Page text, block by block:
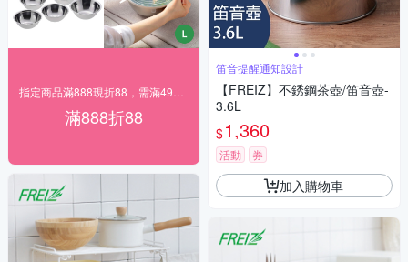
滿888折88
笛音提醒通知設計
【FREIZ】不銹鋼茶壺/笛音壺-
3.6L
$1,360
活動 券
加入購物車